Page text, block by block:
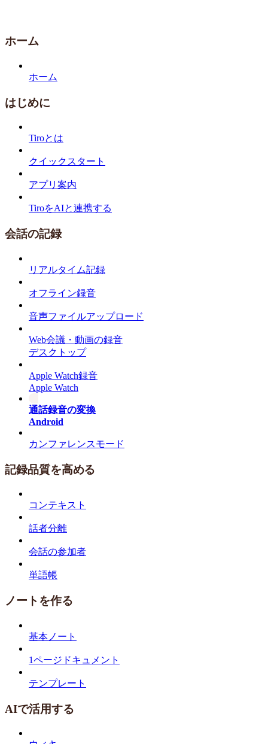
ホーム
ホーム
はじめに
Tiroとは
クイックスタート
アプリ案内
TiroをAIと連携する
会話の記録
リアルタイム記録
オフライン録音
音声ファイルアップロード
Web会議・動画の録音
デスクトップ
Apple Watch録音
Apple Watch
通話録音の変換
Android
カンファレンスモード
記録品質を高める
コンテキスト
話者分離
会話の参加者
単語帳
ノートを作る
基本ノート
1ページドキュメント
テンプレート
AIで活用する